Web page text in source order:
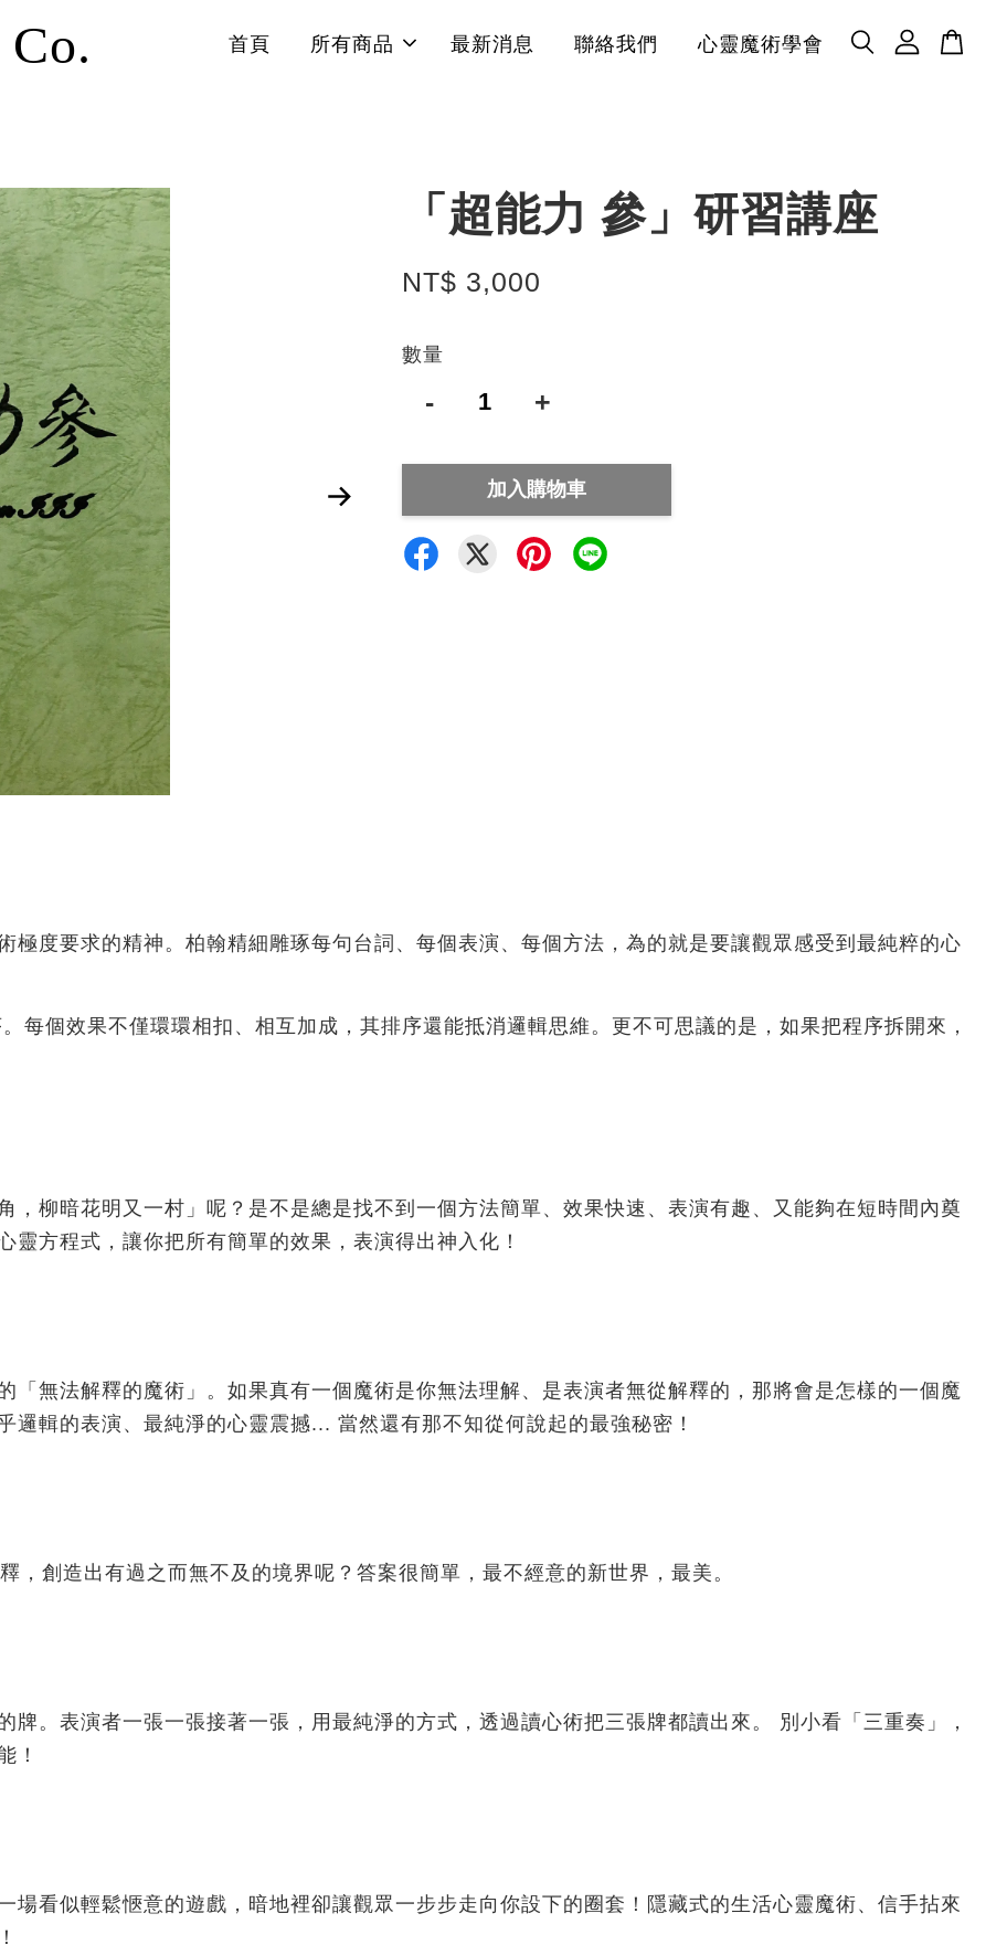
首頁 所有商品 最新消息 聯絡我們 心靈魔術學會
「超能力 參」研習講座
NT$ 3,000
數量
- +
加入購物車
極度要求的精神。柏翰精細雕琢每句台詞、每個表演、每個方法，為的就是要讓觀眾感受到最純粹的心
每個效果不僅環環相扣、相互加成，其排序還能抵消邏輯思維。更不可思議的是，如果把程序拆開來，
，柳暗花明又一村」呢？是不是總是找不到一個方法簡單、效果快速、表演有趣、又能夠在短時間內奠
方程式，讓你把所有簡單的效果，表演得出神入化！
「無法解釋的魔術」。如果真有一個魔術是你無法理解、是表演者無從解釋的，那將會是怎樣的一個魔
邏輯的表演、最純淨的心靈震撼... 當然還有那不知從何說起的最強秘密！
，創造出有過之而無不及的境界呢？答案很簡單，最不經意的新世界，最美。
。表演者一張一張接著一張，用最純淨的方式，透過讀心術把三張牌都讀出來。 別小看「三重奏」，
！
場看似輕鬆愜意的遊戲，暗地裡卻讓觀眾一步步走向你設下的圈套！隱藏式的生活心靈魔術、信手拈來